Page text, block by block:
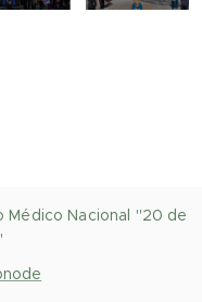
Nacional "20 de